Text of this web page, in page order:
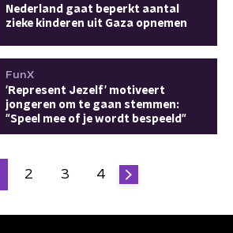
Nederland gaat beperkt aantal
zieke kinderen uit Gaza opnemen
FunX
'Represent Jezelf' motiveert
jongeren om te gaan stemmen:
"Speel mee of je wordt bespeeld"
2 3 4